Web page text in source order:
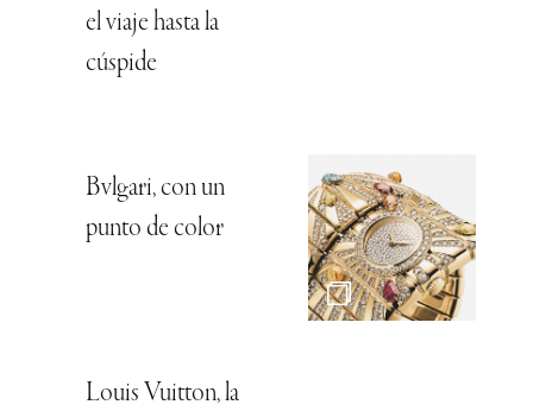
el viaje hasta la
cúspide
Bvlgari, con un
punto de color
Louis Vuitton, la